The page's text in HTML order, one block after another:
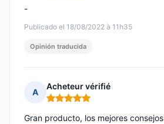
Publicado el 18/08/2022 à 11h35
-
Opinión traducida
A
Acheteur vérifié
Nota: 5 de 5
Gran producto, los mejores consejos